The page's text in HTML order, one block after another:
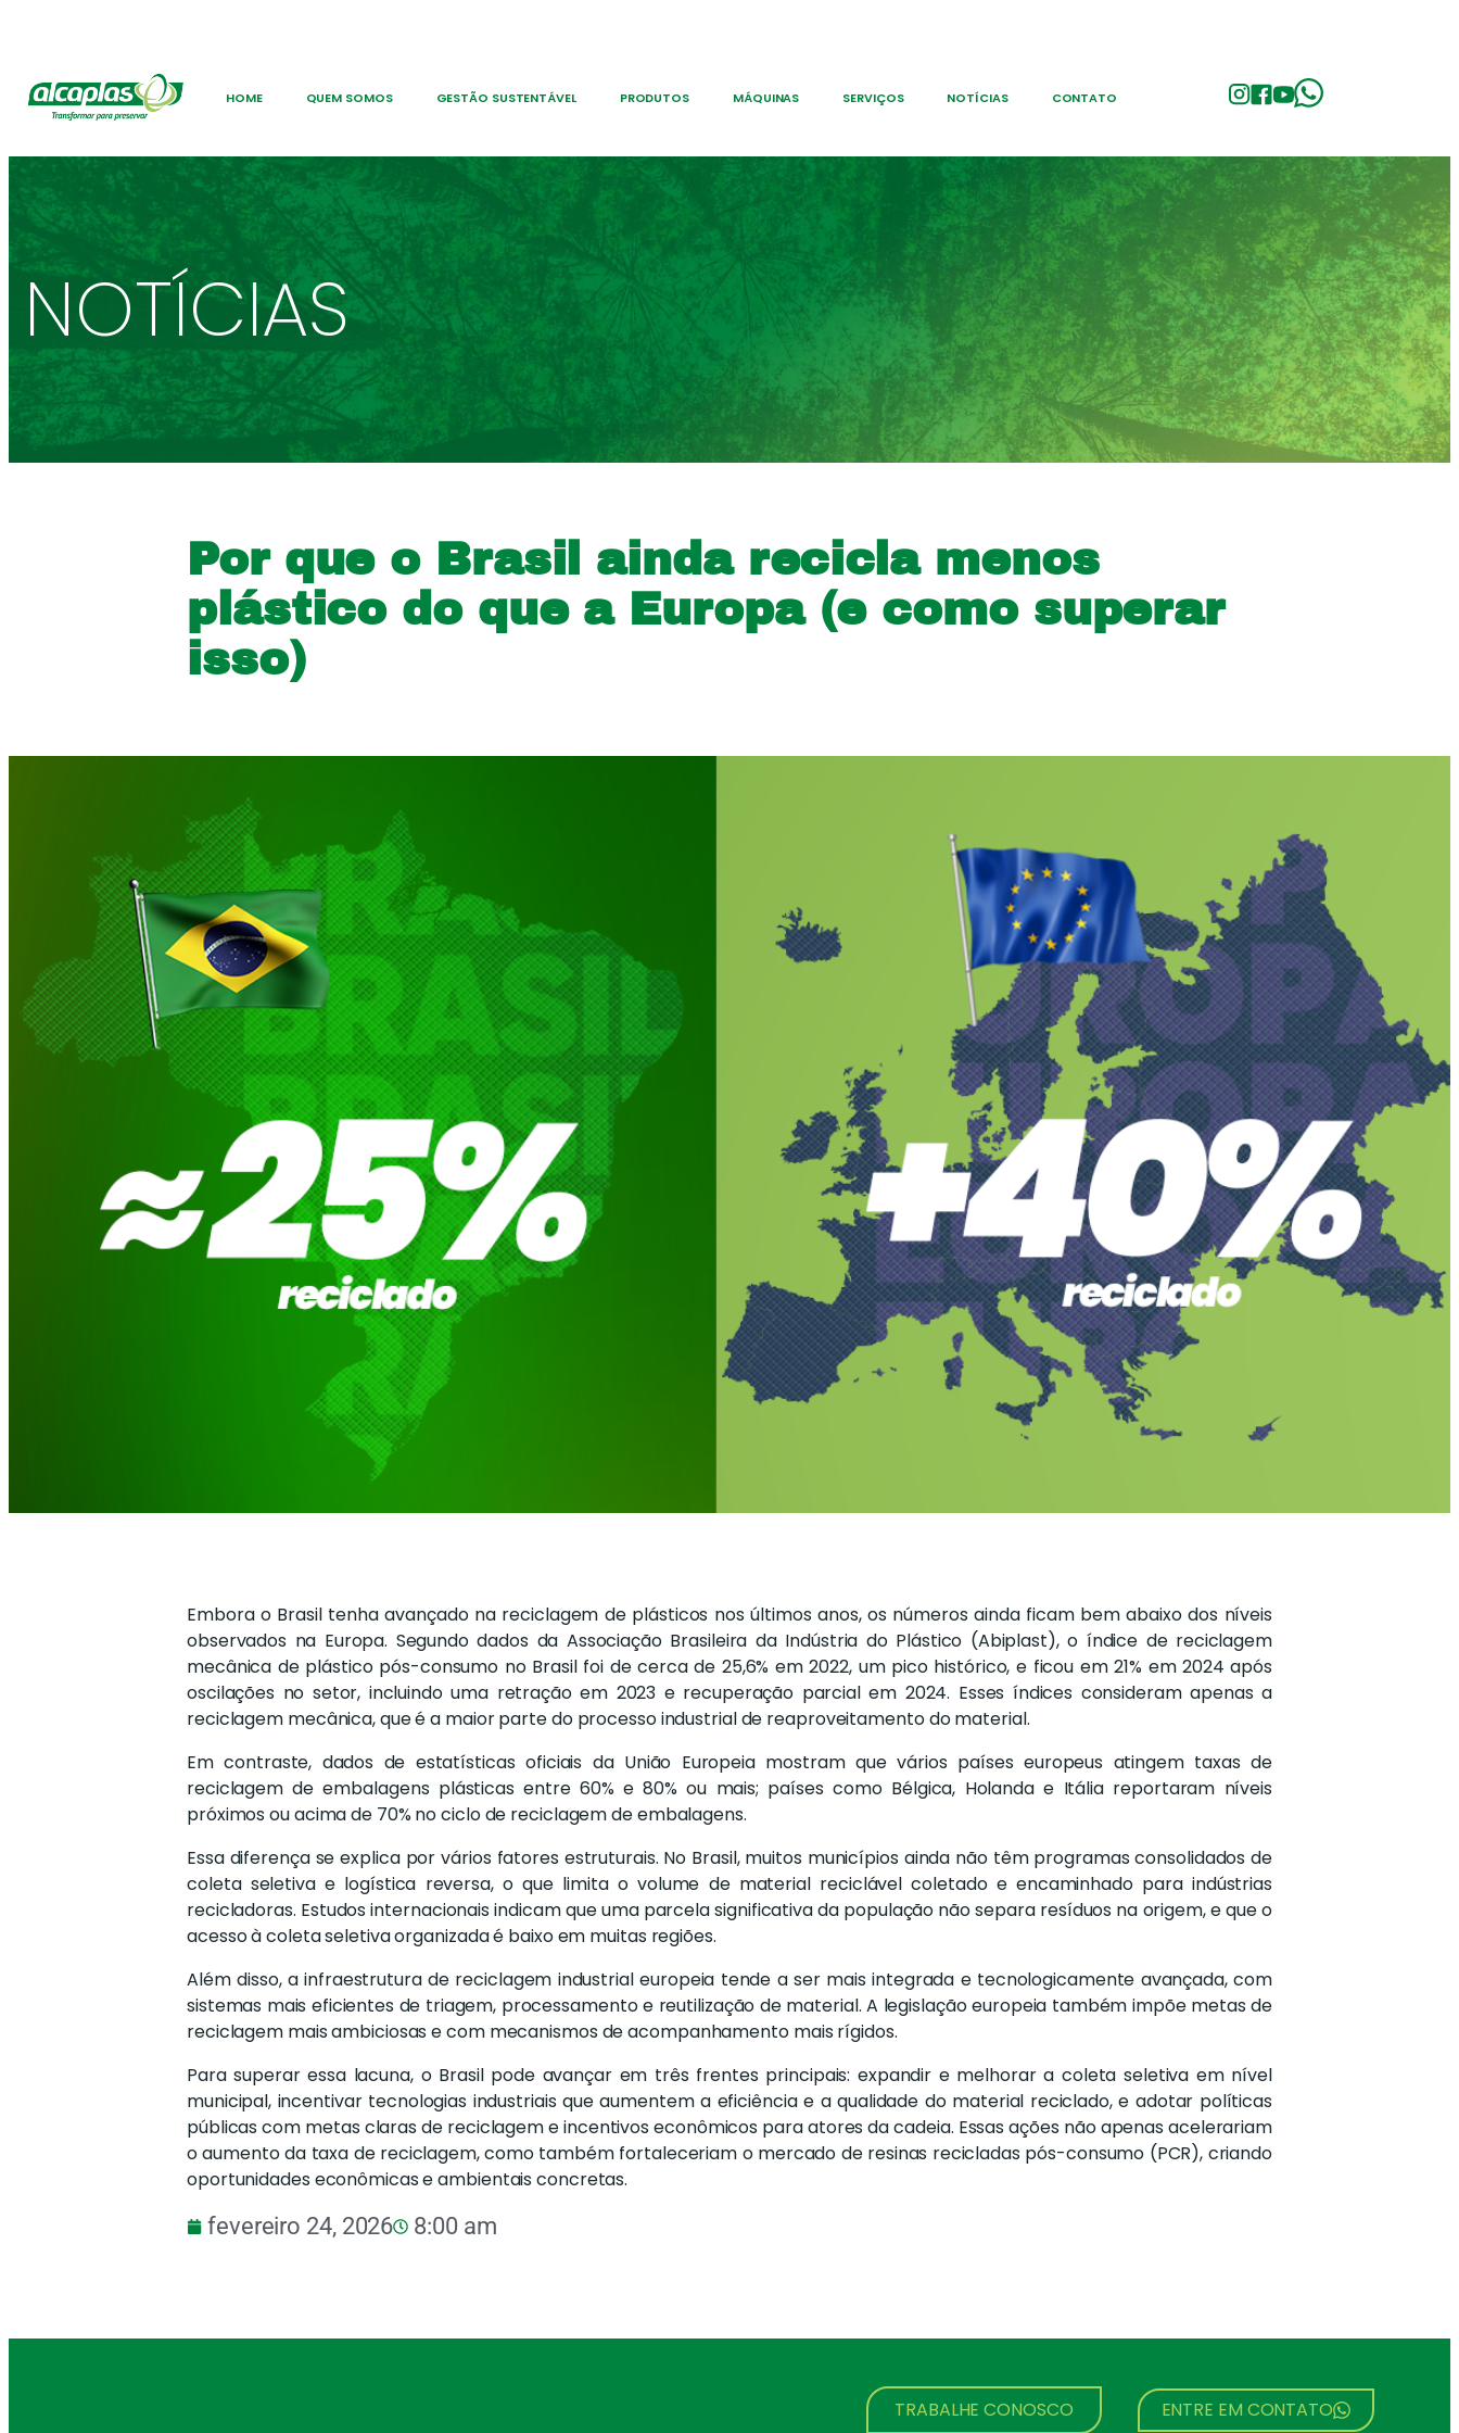
HOME QUEM SOMOS GESTÃO SUSTENTÁVEL PRODUTOS MÁQUINAS SERVIÇOS NOTÍCIAS CONTATO
NOTÍCIAS
Por que o Brasil ainda recicla menos
plástico do que a Europa (e como superar
isso)
Embora o Brasil tenha avançado na reciclagem de plásticos nos últimos anos, os números ainda ficam bem abaixo dos níveis
observados na Europa. Segundo dados da Associação Brasileira da Indústria do Plástico (Abiplast), o índice de reciclagem
mecânica de plástico pós-consumo no Brasil foi de cerca de 25,6% em 2022, um pico histórico, e ficou em 21% em 2024 após
oscilações no setor, incluindo uma retração em 2023 e recuperação parcial em 2024. Esses índices consideram apenas a
reciclagem mecânica, que é a maior parte do processo industrial de reaproveitamento do material.
Em contraste, dados de estatísticas oficiais da União Europeia mostram que vários países europeus atingem taxas de
reciclagem de embalagens plásticas entre 60% e 80% ou mais; países como Bélgica, Holanda e Itália reportaram níveis
próximos ou acima de 70% no ciclo de reciclagem de embalagens.
Essa diferença se explica por vários fatores estruturais. No Brasil, muitos municípios ainda não têm programas consolidados de
coleta seletiva e logística reversa, o que limita o volume de material reciclável coletado e encaminhado para indústrias
recicladoras. Estudos internacionais indicam que uma parcela significativa da população não separa resíduos na origem, e que o
acesso à coleta seletiva organizada é baixo em muitas regiões.
Além disso, a infraestrutura de reciclagem industrial europeia tende a ser mais integrada e tecnologicamente avançada, com
sistemas mais eficientes de triagem, processamento e reutilização de material. A legislação europeia também impõe metas de
reciclagem mais ambiciosas e com mecanismos de acompanhamento mais rígidos.
Para superar essa lacuna, o Brasil pode avançar em três frentes principais: expandir e melhorar a coleta seletiva em nível
municipal, incentivar tecnologias industriais que aumentem a eficiência e a qualidade do material reciclado, e adotar políticas
públicas com metas claras de reciclagem e incentivos econômicos para atores da cadeia. Essas ações não apenas acelerariam
o aumento da taxa de reciclagem, como também fortaleceriam o mercado de resinas recicladas pós-consumo (PCR), criando
oportunidades econômicas e ambientais concretas.
fevereiro 24, 2026 8:00 am
TRABALHE CONOSCO ENTRE EM CONTATO